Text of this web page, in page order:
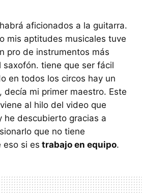
aficionados a la guitarra.
mis aptitudes musicales tuve
pro de instrumentos más
saxofón. tiene que ser fácil
en todos los circos hay un
decía mi primer maestro. Este
al hilo del video que
he descubierto gracias a
que no tiene
eso si es trabajo en equipo.